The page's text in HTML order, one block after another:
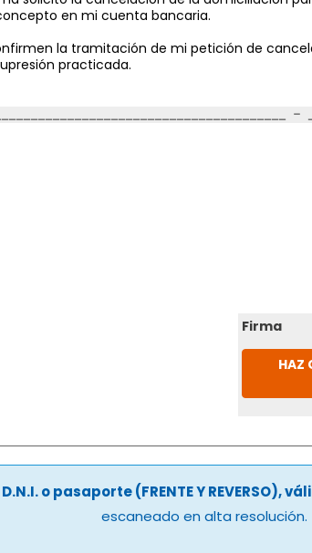
en mi cuenta bancaria.
la tramitación de mi petición de
practicada.
Firma
HAZ
D.N.I. o pasaporte (FRENTE Y REVERSO),
escaneado en alta resolución.